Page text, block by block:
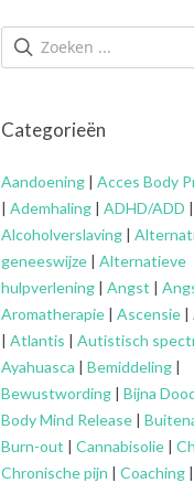
Categorieën
Aandoening | Acces Body
| Ademhaling | ADHD/ADD |
Alcoholverslaving |
geneeswijze | Alternatieve
hulpverlening | Angst |
Aromatherapie | Ascensie |
| Atlantis | Autistisch
Ayahuasca | Bemiddeling |
Bewustwording | Bijna
Body Mind Release |
Burn-out | Cannabisolie |
Chronische pijn | Coaching |